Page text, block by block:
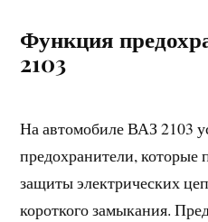
Функция
2103
На автомобиле ВАЗ 2103
предохранители, которые
защиты электрических
короткого замыкания.